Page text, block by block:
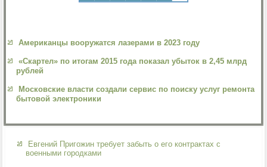
Американцы вооружатся лазерами в 2023 году
«Скартел» по итогам 2015 года показал убыток в 2,45 млрд
рублей
Московские власти создали сервис по поиску услуг ремонта
бытовой электроники
Евгений Пригожин требует забыть о его контрактах с
военными городками